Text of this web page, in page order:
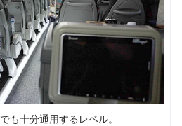
も十分通用するレベル。